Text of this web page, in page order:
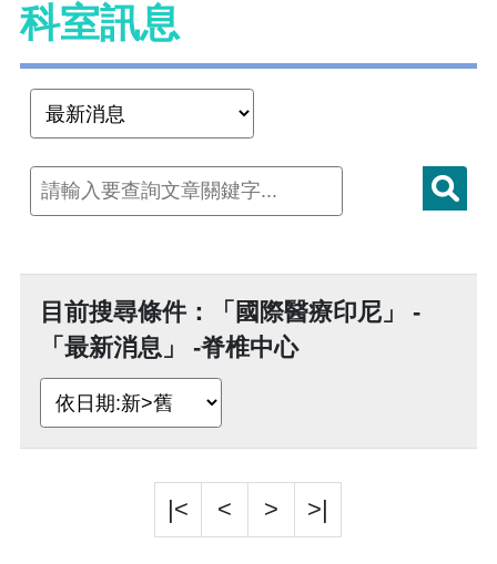
科室訊息
目前搜尋條件：「國際醫療印尼」 -
「最新消息」 -脊椎中心
|< < > >|